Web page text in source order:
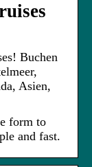
Buchen
Asien,
form to
and fast.